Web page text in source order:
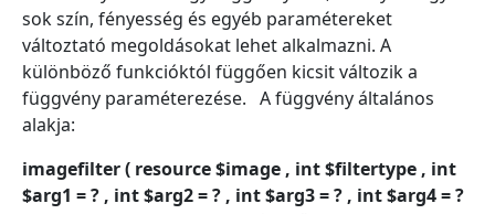
sok szín, fényesség és egyéb paramétereket
változtató megoldásokat lehet alkalmazni. A
különböző funkcióktól függően kicsit változik a
függvény paraméterezése. A függvény általános
alakja:
imagefilter ( resource $image , int $filtertype , int
$arg1 = ? , int $arg2 = ? , int $arg3 = ? , int $arg4 = ?